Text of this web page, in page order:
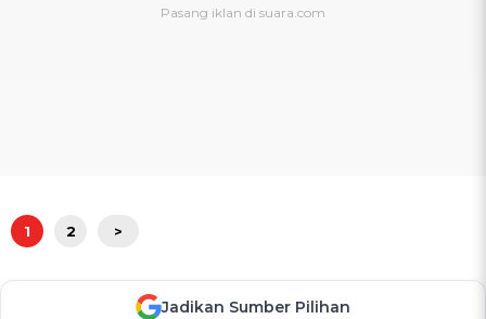
1 2 >
Jadikan Sumber Pilihan